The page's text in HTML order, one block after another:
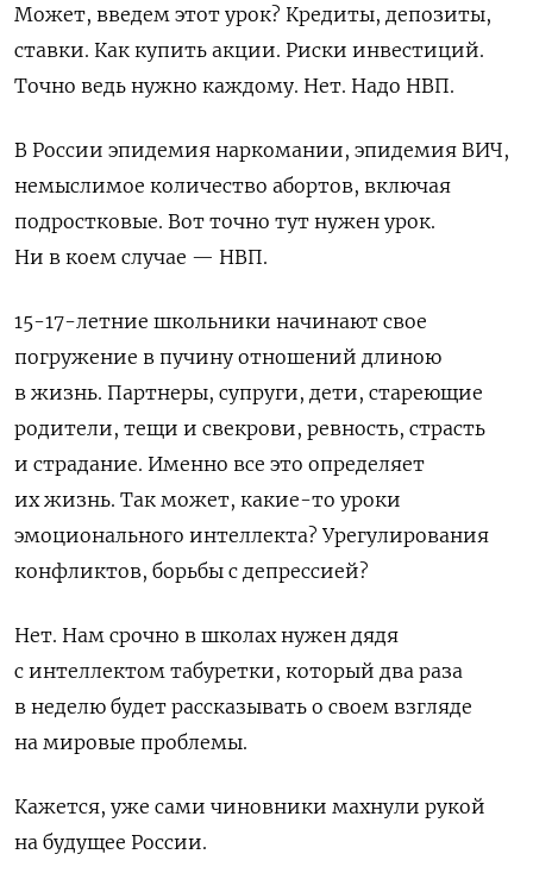
Может, введем этот урок? Кредиты, депозиты,
ставки. Как купить акции. Риски инвестиций.
Точно ведь нужно каждому. Нет. Надо НВП.
В России эпидемия наркомании, эпидемия ВИЧ,
немыслимое количество абортов, включая
подростковые. Вот точно тут нужен урок.
Ни в коем случае — НВП.
15-17-летние школьники начинают свое
погружение в пучину отношений длиною
в жизнь. Партнеры, супруги, дети, стареющие
родители, тещи и свекрови, ревность, страсть
и страдание. Именно все это определяет
их жизнь. Так может, какие-то уроки
эмоционального интеллекта? Урегулирования
конфликтов, борьбы с депрессией?
Нет. Нам срочно в школах нужен дядя
с интеллектом табуретки, который два раза
в неделю будет рассказывать о своем взгляде
на мировые проблемы.
Кажется, уже сами чиновники махнули рукой
на будущее России.